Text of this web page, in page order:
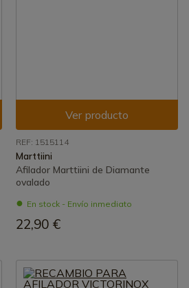
Ver producto
REF: 1515114
Marttiini
Afilador Marttiini de Diamante
ovalado
En stock - Envío inmediato
22,90 €